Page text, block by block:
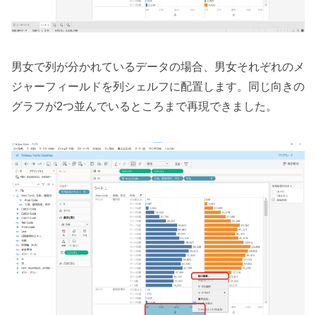
男女で列が分かれているデータの場合、男女それぞれのメ
ジャーフィールドを列シェルフに配置します。同じ向きの
グラフが2つ並んでいるところまで再現できました。